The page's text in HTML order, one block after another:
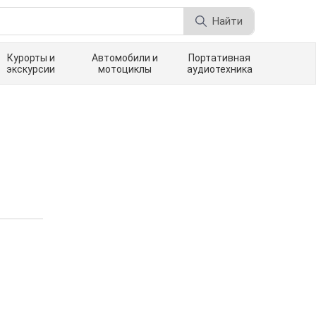
Найти
Курорты и
экскурсии
Автомобили и
мотоциклы
Портативная
аудиотехника